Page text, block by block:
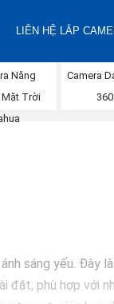
LIÊN HỆ LẮP
Năng
Trời
Camera
sáng yếu. Đây
đặt, phù hợp với